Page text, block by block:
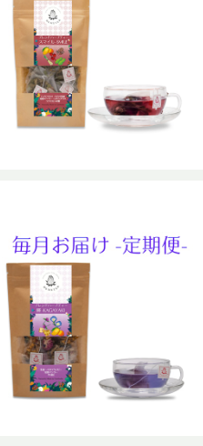
定期便】スマイル-SMILE 普通サ
イズ
¥1,067
14%OFF
定期便】輝-KAGAYAKIブレンド
普通サイズ
¥1,067
14%OFF